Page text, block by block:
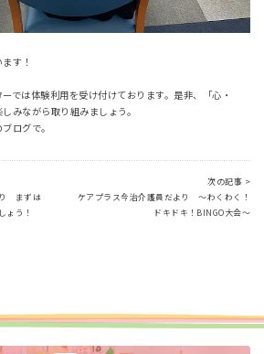
す！
では体験利用を受け付けております。是非、「心・
みながら取り組みましょう。
ログで。
まずは
ょう！
次の記事 >
ケアプラス今治介護員だより ～わくわく！
ドキドキ！BINGO大会～